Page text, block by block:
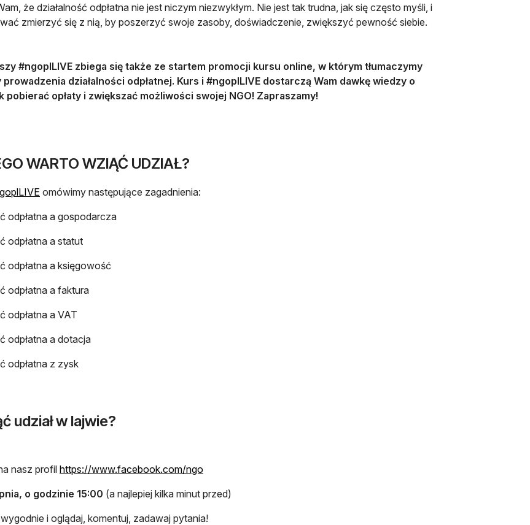
że działalność odpłatna nie jest niczym niezwykłym. Nie jest tak trudna, jak się często myśli, i
zmierzyć się z nią, by poszerzyć swoje zasoby, doświadczenie, zwiększyć pewność siebie.
#ngoplLIVE zbiega się także ze startem promocji kursu online, w którym tłumaczymy
prowadzenia działalności odpłatnej. Kurs i #ngoplLIVE dostarczą Wam dawkę wiedzy o
pobierać opłaty i zwiększać możliwości swojej NGO! Zapraszamy!
WARTO WZIĄĆ UDZIAŁ?
otwiera się w nowej karcie
omówimy następujące zagadnienia:
odpłatna a gospodarcza
odpłatna a statut
odpłatna a księgowość
odpłatna a faktura
odpłatna a VAT
odpłatna a dotacja
odpłatna z zysk
udział w lajwie?
nasz profilhttps://www.facebook.com/ngo
o godzinie 15:00 (a najlepiej kilka minut przed)
i oglądaj, komentuj, zadawaj pytania!